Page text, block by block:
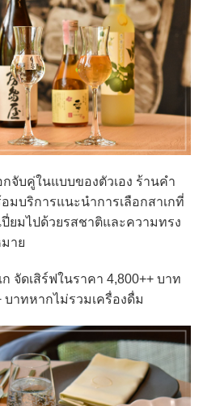
บคู่ในแบบของตัวเอง ร้านคำ
มบริการแนะนำการเลือกสาเกที่
ยมไปด้วยรสชาติและความทรง
าย
ดเสิร์ฟในราคา 4,800++ บาท
บาทหากไม่รวมเครื่องดื่ม